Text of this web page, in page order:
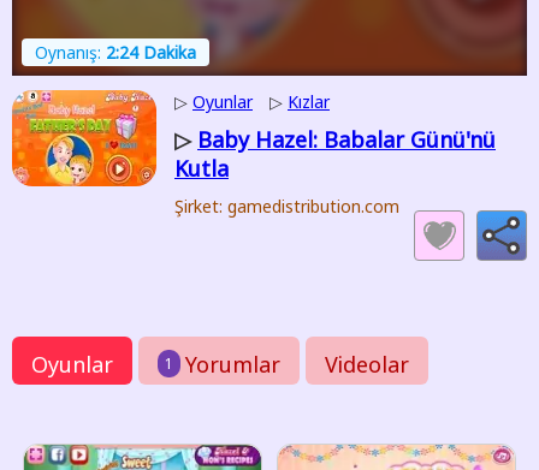
Oynanış: 2:24 Dakika
▷ Oyunlar ▷ Kızlar
▷ Baby Hazel: Babalar Günü'nü
Kutla
Şirket: gamedistribution.com
Oyunlar 1 Yorumlar Videolar